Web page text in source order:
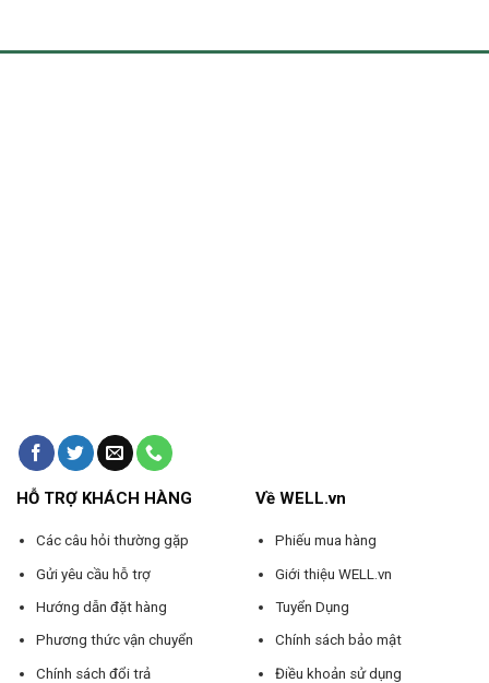
HỖ TRỢ KHÁCH HÀNG
Các câu hỏi thường gặp
Gửi yêu cầu hỗ trợ
Hướng dẫn đặt hàng
Phương thức vận chuyển
Chính sách đổi trả
Về WELL.vn
Phiếu mua hàng
Giới thiệu WELL.vn
Tuyển Dụng
Chính sách bảo mật
Điều khoản sử dụng